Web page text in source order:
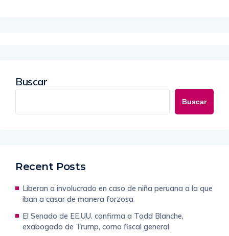
Buscar
Buscar
Recent Posts
Liberan a involucrado en caso de niña peruana a la que
iban a casar de manera forzosa
El Senado de EE.UU. confirma a Todd Blanche,
exabogado de Trump, como fiscal general